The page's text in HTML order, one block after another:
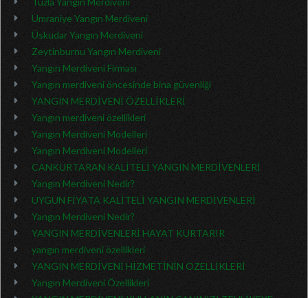
Ümraniye Yangın Merdiveni
Üsküdar Yangın Merdiveni
Zeytinburnu Yangın Merdiveni
Yangın Merdiveni Firması
Yangın merdiveni öncesinde bina güvenliği
YANGIN MERDİVENİ ÖZELLİKLERİ
Yangın merdiveni özellikleri
Yangın Merdiveni Modelleri
Yangın Merdiveni Modelleri
CANKURTARAN KALİTELİ YANGIN MERDİVENLERİ
Yangın Merdiveni Nedir?
UYGUN FİYATA KALİTELİ YANGIN MERDİVENLERİ
Yangın Merdiveni Nedir?
YANGIN MERDİVENLERİ HAYAT KURTARIR
yangın merdiveni özellikleri
YANGIN MERDİVENİ HİZMETİNİN ÖZELLİKLERİ
Yangın Merdiveni Özellikleri